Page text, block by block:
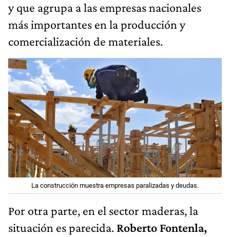
y que agrupa a las empresas nacionales
más importantes en la producción y
comercialización de materiales.
La construcción muestra empresas paralizadas y deudas.
Por otra parte, en el sector maderas, la
situación es parecida. Roberto Fontenla,